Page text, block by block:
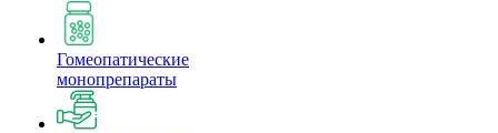
Гомеопатические
монопрепараты